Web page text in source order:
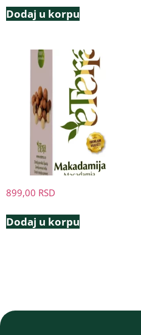
Dodaj u korpu
899,00 RSD
Dodaj u korpu